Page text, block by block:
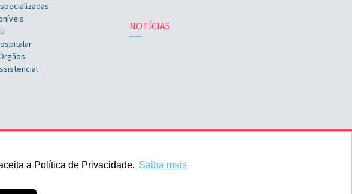
a Política de Privacidade. Saiba mais
NOTÍCIAS